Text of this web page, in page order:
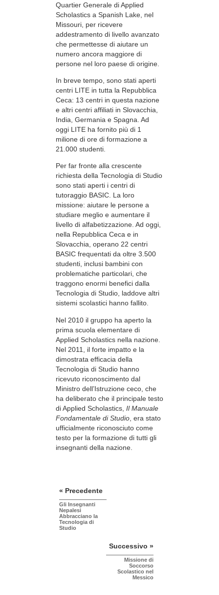
Quartier Generale di Applied
Scholastics a Spanish Lake, nel
Missouri, per ricevere
addestramento di livello avanzato
che permettesse di aiutare un
numero ancora maggiore di
persone nel loro paese di origine.
In breve tempo, sono stati aperti
centri LITE in tutta la Repubblica
Ceca: 13 centri in questa nazione
e altri centri affiliati in Slovacchia,
India, Germania e Spagna. Ad
oggi LITE ha fornito più di 1
milione di ore di formazione a
21.000 studenti.
Per far fronte alla crescente
richiesta della Tecnologia di Studio
sono stati aperti i centri di
tutoraggio BASIC. La loro
missione: aiutare le persone a
studiare meglio e aumentare il
livello di alfabetizzazione. Ad oggi,
nella Repubblica Ceca e in
Slovacchia, operano 22 centri
BASIC frequentati da oltre 3.500
studenti, inclusi bambini con
problematiche particolari, che
traggono enormi benefici dalla
Tecnologia di Studio, laddove altri
sistemi scolastici hanno fallito.
Nel 2010 il gruppo ha aperto la
prima scuola elementare di
Applied Scholastics nella nazione.
Nel 2011, il forte impatto e la
dimostrata efficacia della
Tecnologia di Studio hanno
ricevuto riconoscimento dal
Ministro dell’Istruzione ceco, che
ha deliberato che il principale testo
di Applied Scholastics, Il Manuale
Fondamentale di Studio , era stato
ufficialmente riconosciuto come
testo per la formazione di tutti gli
insegnanti della nazione.
« Precedente
Gli Insegnanti
Nepalesi
Abbracciano la
Tecnologia di
Studio
Successivo »
Missione di
Soccorso
Scolastico nel
Messico